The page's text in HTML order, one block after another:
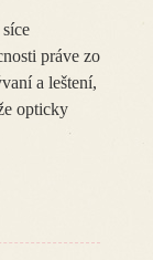
práve zo
a leštení,
opticky